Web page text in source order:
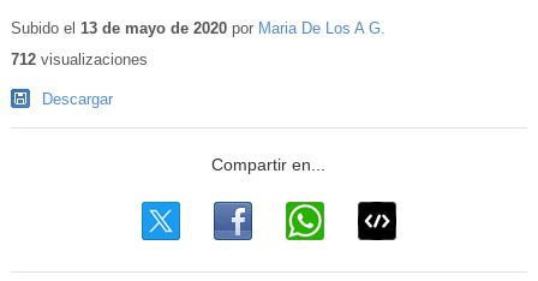
Subido el 13 de mayo de 2020por Maria De Los A G.
712visualizaciones
Descargar